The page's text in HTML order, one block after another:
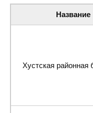
Название
Хустская районная